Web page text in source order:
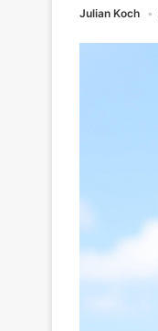
Julian Koch